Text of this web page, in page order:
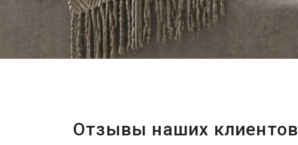
Отзывы наших клиентов